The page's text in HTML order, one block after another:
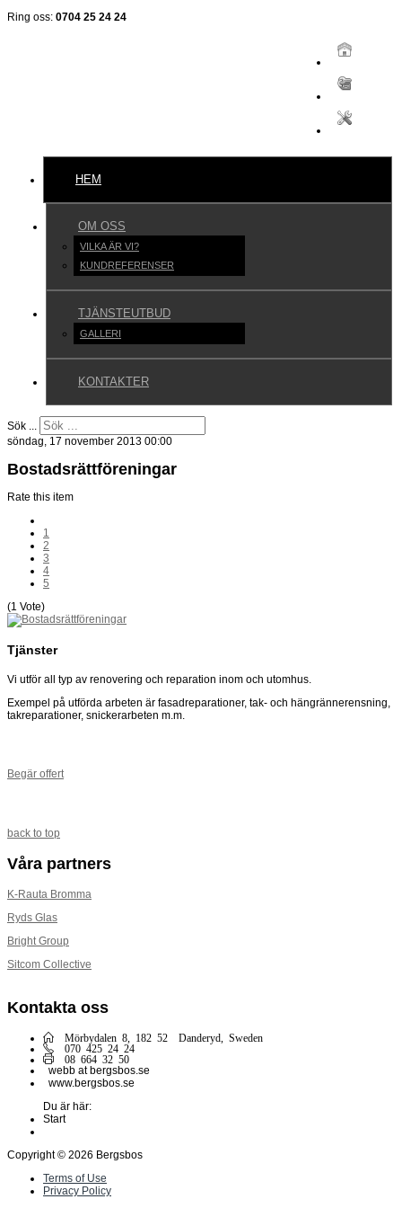
Ring oss: 0704 25 24 24
BERGSBOS Svenska AB
HEM
OM OSS
VILKA ÄR VI?
KUNDREFERENSER
TJÄNSTEUTBUD
GALLERI
KONTAKTER
Sök ...
söndag, 17 november 2013 00:00
Bostadsrättföreningar
Rate this item
1
2
3
4
5
(1 Vote)
Tjänster
Vi utför all typ av renovering och reparation inom och utomhus.
Exempel på utförda arbeten är fasadreparationer, tak- och hängrännerensning,
takreparationer, snickerarbeten m.m.
Begär offert
back to top
Våra partners
K-Rauta Bromma
Ryds Glas
Bright Group
Sitcom Collective
Kontakta oss
Mörbydalen 8, 182 52 Danderyd, Sweden
070 425 24 24
08 664 32 50
webb at bergsbos.se
www.bergsbos.se
Du är här:
Start
Copyright © 2026 Bergsbos
Terms of Use
Privacy Policy